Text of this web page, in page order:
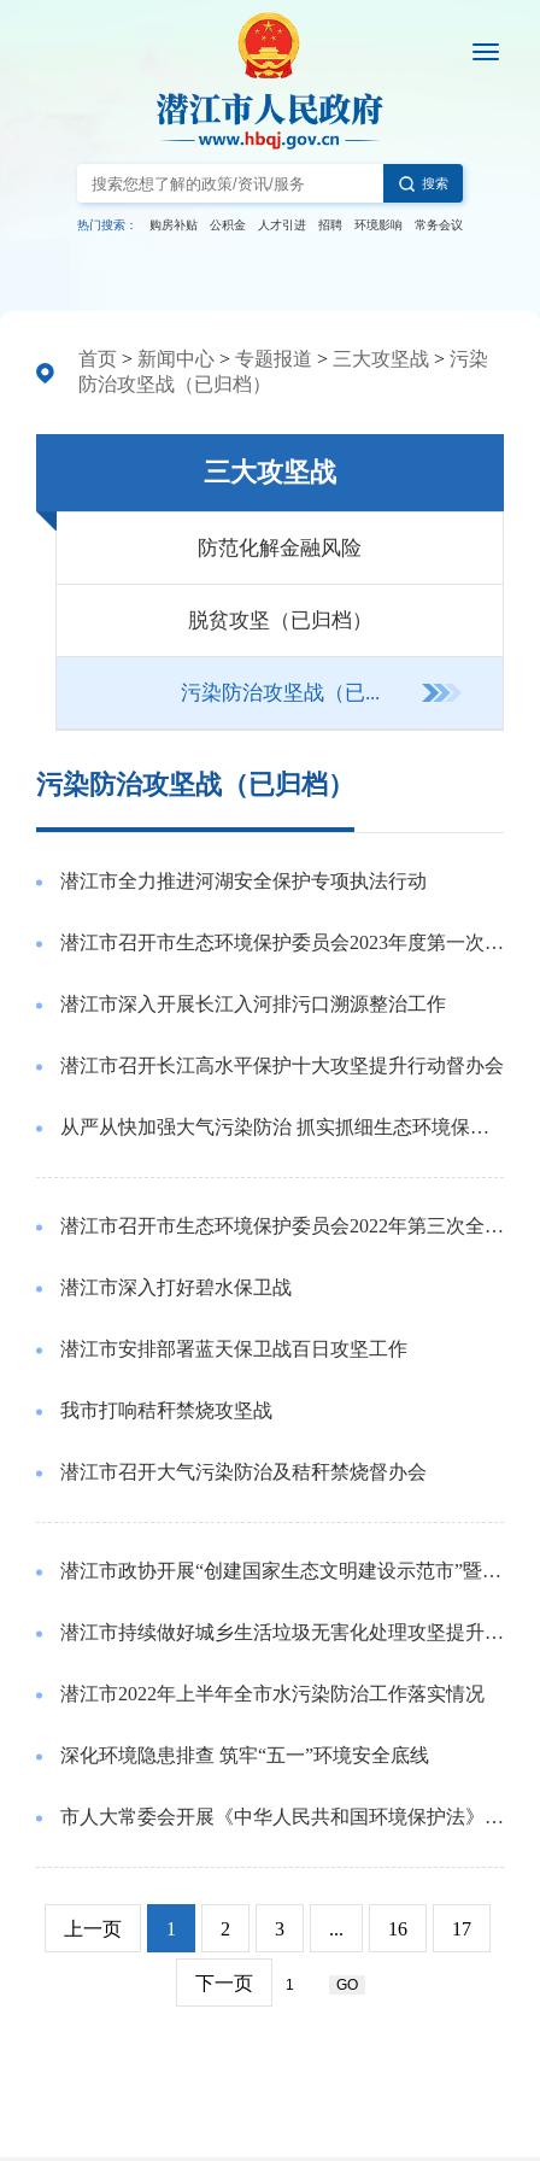
搜索
热门搜索： 购房补贴 公积金 人才引进 招聘 环境影响 常务会议
首页 > 新闻中心 > 专题报道 > 三大攻坚战 > 污染
防治攻坚战（已归档）
三大攻坚战
防范化解金融风险
脱贫攻坚（已归档）
污染防治攻坚战（已...
污染防治攻坚战（已归档）
潜江市全力推进河湖安全保护专项执法行动
潜江市召开市生态环境保护委员会2023年度第一次会议
潜江市深入开展长江入河排污口溯源整治工作
潜江市召开长江高水平保护十大攻坚提升行动督办会
从严从快加强大气污染防治 抓实抓细生态环境保护督察整改
潜江市召开市生态环境保护委员会2022年第三次全会暨生态环境保护督察“五位一体”整改工作推进会
潜江市深入打好碧水保卫战
潜江市安排部署蓝天保卫战百日攻坚工作
我市打响秸秆禁烧攻坚战
潜江市召开大气污染防治及秸秆禁烧督办会
潜江市政协开展“创建国家生态文明建设示范市”暨流域综合治理专题视察活动
潜江市持续做好城乡生活垃圾无害化处理攻坚提升行动
潜江市2022年上半年全市水污染防治工作落实情况
深化环境隐患排查 筑牢“五一”环境安全底线
市人大常委会开展《中华人民共和国环境保护法》执法检查
上一页 1 2 3 ... 16 17
下一页